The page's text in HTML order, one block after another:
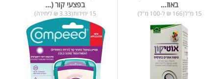
באוז...
15 מ"ל(166 ₪ ל-100 מ"ל)
בפצעי קור (...
15 יחידות(3.33 ₪ ליחידה)